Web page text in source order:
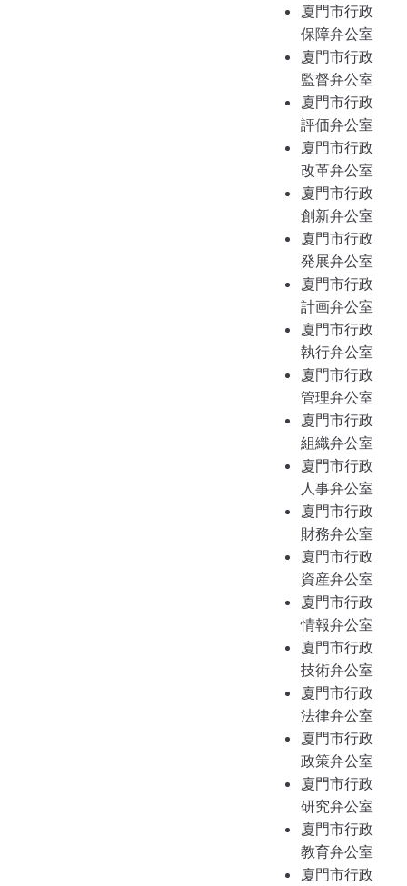
廈門市行政
保障弁公室
廈門市行政
監督弁公室
廈門市行政
評価弁公室
廈門市行政
改革弁公室
廈門市行政
創新弁公室
廈門市行政
発展弁公室
廈門市行政
計画弁公室
廈門市行政
執行弁公室
廈門市行政
管理弁公室
廈門市行政
組織弁公室
廈門市行政
人事弁公室
廈門市行政
財務弁公室
廈門市行政
資産弁公室
廈門市行政
情報弁公室
廈門市行政
技術弁公室
廈門市行政
法律弁公室
廈門市行政
政策弁公室
廈門市行政
研究弁公室
廈門市行政
教育弁公室
廈門市行政